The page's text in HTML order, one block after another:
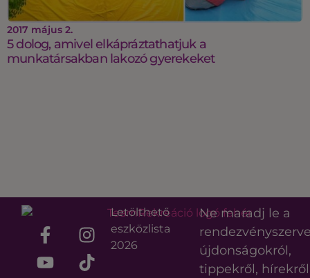
2017 május 2.
5 dolog, amivel elkápráztathatjuk a
munkatársakban lakozó gyerekeket
Letölthető
eszközlista
2026
Ne maradj le a
újdonságokról,
tippekről,